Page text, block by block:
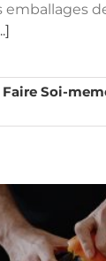
emballages
Faire Soi-